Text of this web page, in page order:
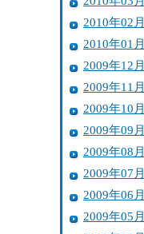
2010年02月
2010年01月
2009年12月
2009年11月
2009年10月
2009年09月
2009年08月
2009年07月
2009年06月
2009年05月